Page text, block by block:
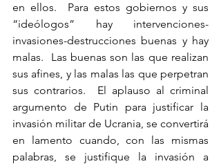
en ellos.  Para estos gobiernos y sus
“ideólogos” hay intervenciones-
invasiones-destrucciones buenas y hay
malas.  Las buenas son las que realizan
sus afines, y las malas las que perpetran
sus contrarios.  El aplauso al criminal
argumento de Putin para justificar la
invasión militar de Ucrania, se convertirá
en lamento cuando, con las mismas
palabras, se justifique la invasión a